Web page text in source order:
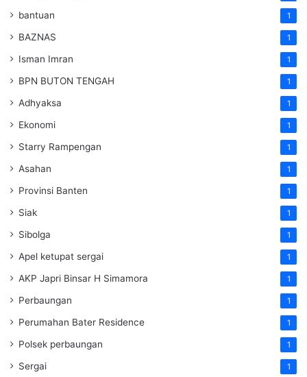
bantuan 1
BAZNAS 1
Isman Imran 1
BPN BUTON TENGAH 1
Adhyaksa 1
Ekonomi 1
Starry Rampengan 1
Asahan 1
Provinsi Banten 1
Siak 1
Sibolga 1
Apel ketupat sergai 1
AKP Japri Binsar H Simamora 1
Perbaungan 1
Perumahan Bater Residence 1
Polsek perbaungan 1
Sergai 1